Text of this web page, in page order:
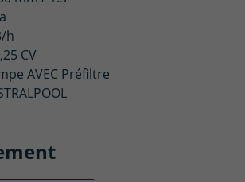
h
CV
AVEC Préfiltre